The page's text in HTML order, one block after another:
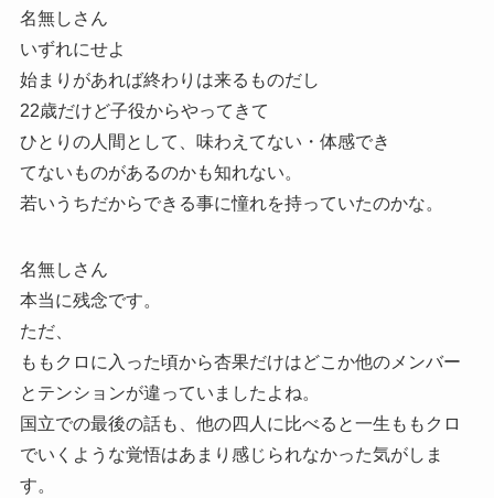
名無しさん
いずれにせよ
始まりがあれば終わりは来るものだし
22歳だけど子役からやってきて
ひとりの人間として、味わえてない・体感でき
てないものがあるのかも知れない。
若いうちだからできる事に憧れを持っていたのかな。
名無しさん
本当に残念です。
ただ、
ももクロに入った頃から杏果だけはどこか他のメンバー
とテンションが違っていましたよね。
国立での最後の話も、他の四人に比べると一生ももクロ
でいくような覚悟はあまり感じられなかった気がしま
す。